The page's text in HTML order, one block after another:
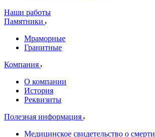
Наши работы
Памятники
Мраморные
Гранитные
Компания
О компании
История
Реквизиты
Полезная информация
Медицинское свидетельство о смерти